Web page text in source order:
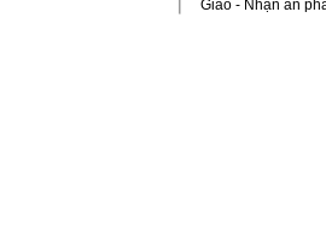
Giao - Nhận ấn